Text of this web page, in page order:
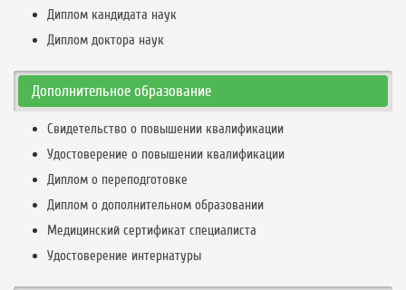
Диплом кандидата наук
Диплом доктора наук
Дополнительное образование
Свидетельство о повышении квалификации
Удостоверение о повышении квалификации
Диплом о переподготовке
Диплом о дополнительном образовании
Медицинский сертификат специалиста
Удостоверение интернатуры